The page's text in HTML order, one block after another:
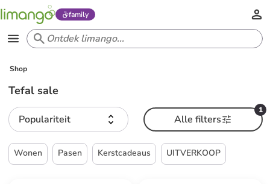
family
Shop
Tefal sale
Populariteit
1
Alle filters
Wonen Pasen Kerstcadeaus UITVERKOOP